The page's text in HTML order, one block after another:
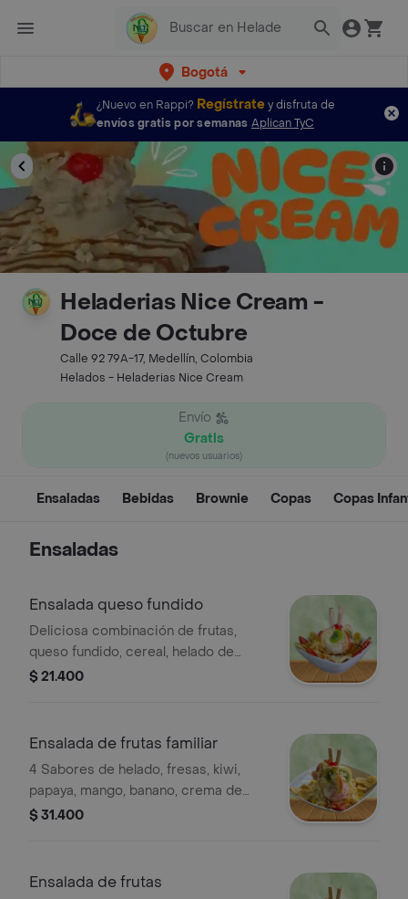
Bogotá
¿Nuevo en Rappi? Regístratey disfruta de
envíos gratis por semanas Aplican TyC
Heladerias Nice Cream -
Doce de Octubre
Calle 92 79A-17, Medellín, Colombia
Helados - Heladerias Nice Cream
Envío
Gratis
(nuevos usuarios)
Ensaladas Bebidas Brownie Copas Copas
Ensaladas
Ensalada queso fundido
Deliciosa combinación de frutas,
queso fundido, cereal, helado de
vainilla (una porción), salsa de
$ 21.400
Ensalada de frutas familiar
4 Sabores de helado, fresas, kiwi,
papaya, mango, banano, crema de
leche, queso rallado, chantilly,
$ 31.400
Ensalada de frutas